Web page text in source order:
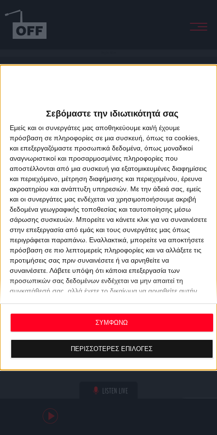
Σεβόμαστε την ιδιωτικότητά σας
Εμείς και οι συνεργάτες μας αποθηκεύουμε και/ή έχουμε
πρόσβαση σε πληροφορίες σε μια συσκευή, όπως τα cookies,
και επεξεργαζόμαστε προσωπικά δεδομένα, όπως μοναδικοί
αναγνωριστικοί και προσαρμοσμένες πληροφορίες που
αποστέλλονται από μια συσκευή για εξατομικευμένες διαφημίσεις
και περιεχόμενο, μέτρηση διαφήμισης και περιεχομένου, έρευνα
ακροατηρίου και ανάπτυξη υπηρεσιών. Με την άδειά σας, εμείς
και οι συνεργάτες μας ενδέχεται να χρησιμοποιήσουμε ακριβή
δεδομένα γεωγραφικής τοποθεσίας και ταυτοποίησης μέσω
σάρωσης συσκευών. Μπορείτε να κάνετε κλικ για να συναινέσετε
στην επεξεργασία από εμάς και τους συνεργάτες μας όπως
περιγράφεται παραπάνω. Εναλλακτικά, μπορείτε να αποκτήσετε
πρόσβαση σε πιο λεπτομερείς πληροφορίες και να αλλάξετε τις
προτιμήσεις σας πριν συναινέσετε ή να αρνηθείτε να
συναινέσετε. Λάβετε υπόψη ότι κάποια επεξεργασία των
προσωπικών σας δεδομένων ενδέχεται να μην απαιτεί τη
συγκατάθεσή σας, αλλά έχετε το δικαίωμα να αρνηθείτε αυτήν
ανακαλέσετε τη συγκατάθεσή σας ανά πάσα στιγμή
επιστρέφοντας σε αυτόν τον ιστότοπο και κάνοντας κλικ στο
κουμπί "Απορρήτου" στο κάτω μέρος της ιστοσελίδας.
ΠΕΡΙΣΣΟΤΕΡΕΣ ΕΠΙΛΟΓΕΣ
ΣΥΜΦΩΝΩ
LISTEN LIVE
About Offradio Business Class Terms & Conditions
Privacy Policy
Designed & developed byporcupine colors&Fotis Alexandrou